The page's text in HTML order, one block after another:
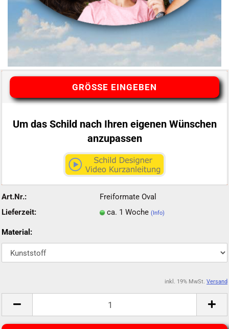
GRÖSSE EINGEBEN
Um das Schild nach Ihren eigenen Wünschen
anzupassen
Art.Nr.:
Freiformate Oval
Lieferzeit:
ca. 1 Woche (Info)
Material:
inkl. 19% MwSt. Versand